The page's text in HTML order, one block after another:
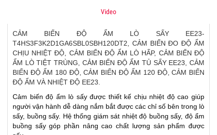
Video
CẢM BIẾN ĐỘ ẨM LÒ SẤY EE23-
T4HS3F3K2D1GA6SBL0SBH120DT2, CẢM BIẾN ĐO ĐỘ ẨM
CHỊU NHIỆT ĐỘ, CẢM BIẾN ĐỘ ẨM LÒ HẤP, CẢM BIẾN ĐỘ
ẨM LÒ TIỆT TRÙNG, CẢM BIẾN ĐỘ ẨM TỦ SẤY EE23, CẢM
BIẾN ĐỘ ẨM 180 ĐỘ, CẢM BIẾN ĐỘ ẨM 120 ĐỘ, CẢM BIẾN
ĐỘ ẨM VÀ NHIỆT ĐỘ EE23.
Cảm biến độ ẩm lò sấy được thiết kế chịu nhiệt độ cao giúp
người vận hành dễ dàng nắm bắt được các chỉ số bên trong lò
sấy, buồng sấy. Hệ thống giám sát nhiệt độ buồng sấy, độ ẩm
buồng sấy góp phần nâng cao chất lượng sản phẩm được